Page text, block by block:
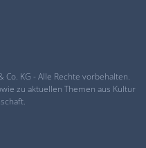
Co. KG - Alle Rechte vorbehalten.
zu aktuellen Themen aus Kultur